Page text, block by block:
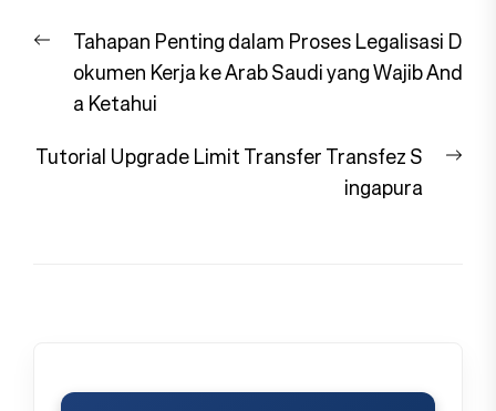
pos
Previous
post:
Tahapan Penting dalam Proses Legalisasi D
okumen Kerja ke Arab Saudi yang Wajib And
a Ketahui
Tutorial Upgrade Limit Transfer Transfez S
ingapura